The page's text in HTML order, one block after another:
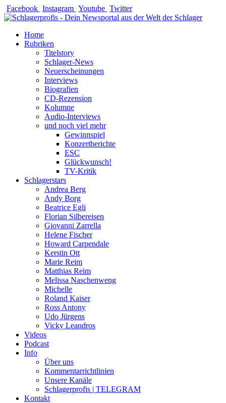
Zum
Inhalt
Facebook Instagram Youtube Twitter
Home
Rubriken
Titelstory
Schlager-News
Neuerscheinungen
Interviews
Biografien
CD-Rezension
Kolumne
Audio-Interviews
und noch viel mehr
Gewinnspiel
Konzertberichte
ESC
Glückwunsch!
TV-Kritik
Schlagerstars
Andrea Berg
Andy Borg
Beatrice Egli
Florian Silbereisen
Giovanni Zarrella
Helene Fischer
Howard Carpendale
Kerstin Ott
Marie Reim
Matthias Reim
Melissa Naschenweng
Michelle
Roland Kaiser
Ross Antony
Udo Jürgens
Vicky Leandros
Videos
Podcast
Info
Über uns
Kommentarrichtlinien
Unsere Kanäle
Schlagerprofis | TELEGRAM
Kontakt